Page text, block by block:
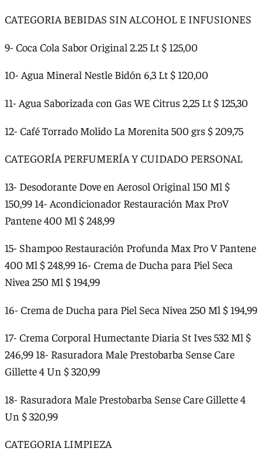
CATEGORIA BEBIDAS SIN ALCOHOL E INFUSIONES
9- Coca Cola Sabor Original 2.25 Lt $ 125,00
10- Agua Mineral Nestle Bidón 6,3 Lt $ 120,00
11- Agua Saborizada con Gas WE Citrus 2,25 Lt $ 125,30
12- Café Torrado Molido La Morenita 500 grs $ 209,75
CATEGORÍA PERFUMERÍA Y CUIDADO PERSONAL
13- Desodorante Dove en Aerosol Original 150 Ml $
150,99 14- Acondicionador Restauración Max ProV
Pantene 400 Ml $ 248,99
15- Shampoo Restauración Profunda Max Pro V Pantene
400 Ml $ 248,99 16- Crema de Ducha para Piel Seca
Nivea 250 Ml $ 194,99
16- Crema de Ducha para Piel Seca Nivea 250 Ml $ 194,99
17- Crema Corporal Humectante Diaria St Ives 532 Ml $
246,99 18- Rasuradora Male Prestobarba Sense Care
Gillette 4 Un $ 320,99
18- Rasuradora Male Prestobarba Sense Care Gillette 4
Un $ 320,99
CATEGORIA LIMPIEZA